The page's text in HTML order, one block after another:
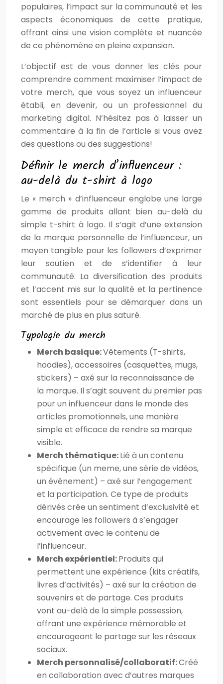
populaires, l’impact sur la communauté et les
aspects économiques de cette pratique,
offrant ainsi une vision complète et nuancée
de ce phénomène en pleine expansion.
L’objectif est de vous donner les clés pour
comprendre comment maximiser l’impact de
votre merch, que vous soyez un influenceur
établi, en devenir, ou un professionnel du
marketing digital. N’hésitez pas à laisser un
commentaire à la fin de l’article si vous avez
des questions ou des suggestions!
Définir le merch d’influenceur :
au-delà du t-shirt à logo
Le « merch » d’influenceur englobe une large
gamme de produits allant bien au-delà du
simple t-shirt à logo. Il s’agit d’une extension
de la marque personnelle de l’influenceur, un
moyen tangible pour les followers d’exprimer
leur soutien et de s’identifier à leur
communauté. La diversification des produits
et l’accent mis sur la qualité et la pertinence
sont essentiels pour se démarquer dans un
marché de plus en plus saturé.
Typologie du merch
Merch basique:Vêtements (T-shirts,
hoodies), accessoires (casquettes, mugs,
stickers) – axé sur la reconnaissance de
la marque. Il s’agit souvent du premier pas
pour un influenceur dans le monde des
articles promotionnels, une manière
simple et efficace de rendre sa marque
visible.
Merch thématique:Lié à un contenu
spécifique (un meme, une série de vidéos,
un événement) – axé sur l’engagement
et la participation. Ce type de produits
dérivés crée un sentiment d’exclusivité et
encourage les followers à s’engager
activement avec le contenu de
l’influenceur.
Merch expérientiel:Produits qui
permettent une expérience (kits créatifs,
livres d’activités) – axé sur la création de
souvenirs et de partage. Ces produits
vont au-delà de la simple possession,
offrant une expérience mémorable et
encourageant le partage sur les réseaux
sociaux.
Merch personnalisé/collaboratif:Créé
en collaboration avec d’autres marques